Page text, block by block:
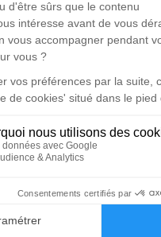
part
de plantation d’arbre
ici.
Je
FUNERAIRE BOUDRIER
Bourgoin Jallieu